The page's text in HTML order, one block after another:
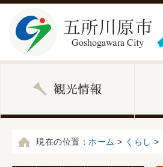
現在の位置： ホーム > くらし >